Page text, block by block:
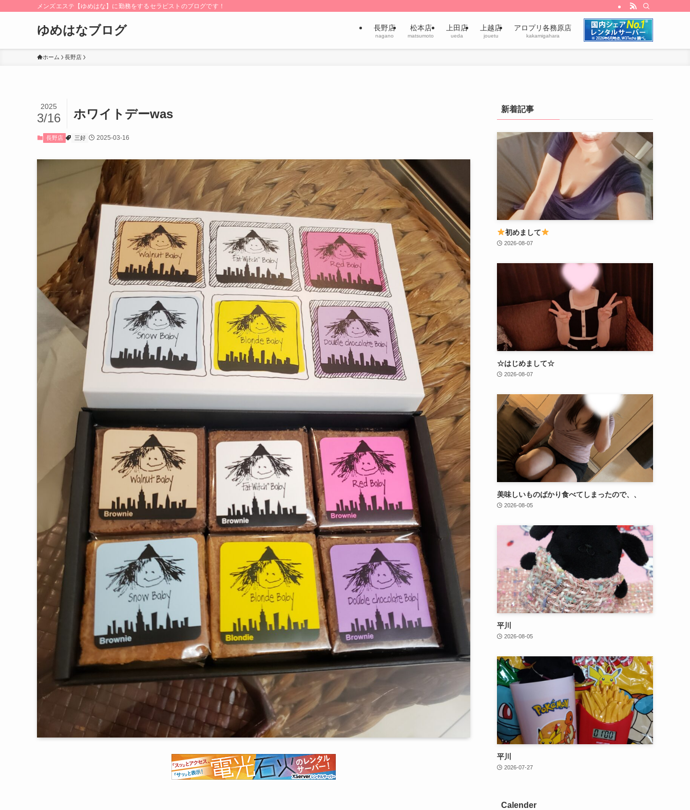
メンズエステ【ゆめはな】に勤務をするセラピストのブログです！
ゆめはなブログ 長野店
nagano
松本店
matsumoto
上田店
ueda
上越店
jouetu
アロプリ各務原店
kakamigahara
ホーム 長野店
ホワイトデーwas
2025
3/16
長野店 三好 2025-03-16
新着記事
初めまして
2026-08-07
☆はじめまして☆
2026-08-07
美味しいものばかり食べてしまったので、、
2026-08-05
平川
2026-08-05
平川
2026-07-27
Calender